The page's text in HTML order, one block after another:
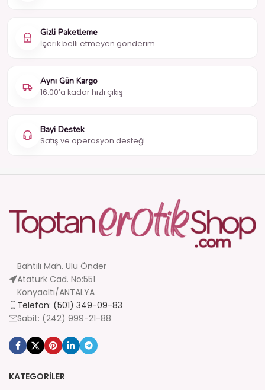
Gizli Paketleme
İçerik belli etmeyen gönderim
Aynı Gün Kargo
16:00’a kadar hızlı çıkış
Bayi Destek
Satış ve operasyon desteği
Bahtılı Mah. Ulu Önder
Atatürk Cad. No:551
Konyaaltı/ANTALYA
Telefon: (501) 349-09-83
Sabit: (242) 999-21-88
KATEGORİLER